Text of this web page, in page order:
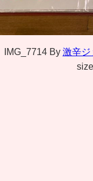
IMG_7714 By 激辛ジ